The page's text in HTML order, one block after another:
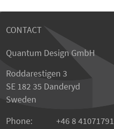
CONTACT
Quantum Design GmbH
Roddarestigen 3
SE 182 35 Danderyd
Sweden
Phone:
+46 8 41071791